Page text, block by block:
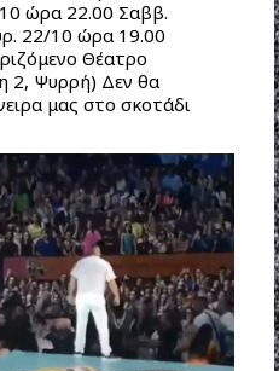
ώρα 22.00 Σαββ.
22/10 ώρα 19.00
Θέατρο
2, Ψυρρή) Δεν θα
μας στο σκοτάδι